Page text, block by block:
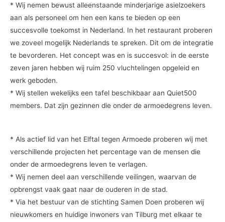
* Wij nemen bewust alleenstaande minderjarige asielzoekers
aan als personeel om hen een kans te bieden op een
succesvolle toekomst in Nederland. In het restaurant proberen
we zoveel mogelijk Nederlands te spreken. Dit om de integratie
te bevorderen. Het concept was en is succesvol: in de eerste
zeven jaren hebben wij ruim 250 vluchtelingen opgeleid en
werk geboden.
* Wij stellen wekelijks een tafel beschikbaar aan Quiet500
members. Dat zijn gezinnen die onder de armoedegrens leven.
* Als actief lid van het Elftal tegen Armoede proberen wij met
verschillende projecten het percentage van de mensen die
onder de armoedegrens leven te verlagen.
* Wij nemen deel aan verschillende veilingen, waarvan de
opbrengst vaak gaat naar de ouderen in de stad.
* Via het bestuur van de stichting Samen Doen proberen wij
nieuwkomers en huidige inwoners van Tilburg met elkaar te